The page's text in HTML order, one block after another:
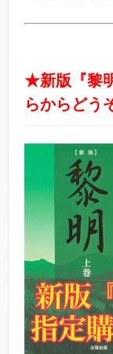
★新版『黎
らからどう